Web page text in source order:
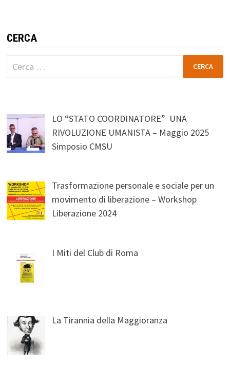
CERCA
Ricerca
per:
LO “STATO COORDINATORE” UNA
RIVOLUZIONE UMANISTA – Maggio 2025
Simposio CMSU
Trasformazione personale e sociale per un
movimento di liberazione – Workshop
Liberazione 2024
I Miti del Club di Roma
La Tirannia della Maggioranza